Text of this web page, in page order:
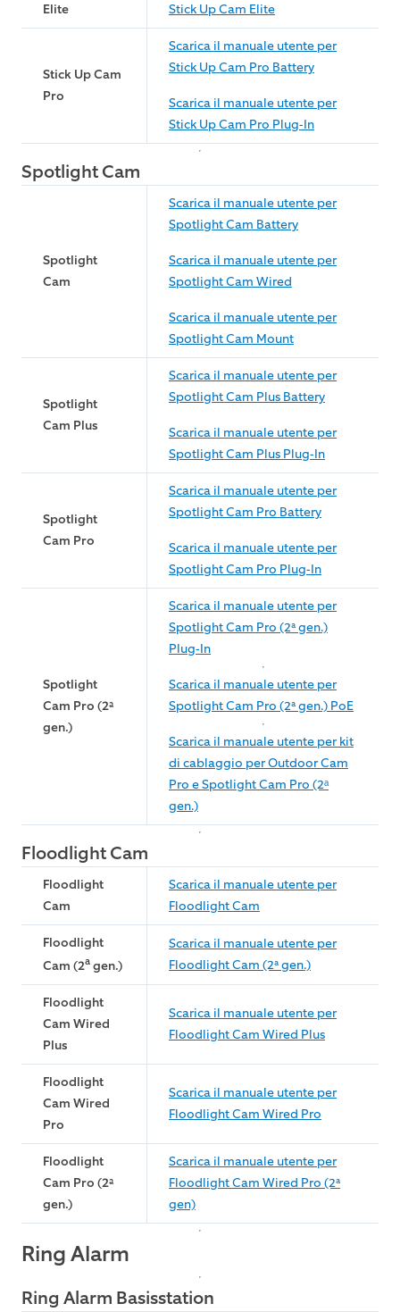
Elite
Stick Up Cam Elite
Stick Up Cam
Pro
Scarica il manuale utente per
Stick Up Cam Pro Battery
Scarica il manuale utente per
Stick Up Cam Pro Plug-In
Spotlight Cam
Spotlight
Cam
Scarica il manuale utente per
Spotlight Cam Battery
Scarica il manuale utente per
Spotlight Cam Wired
Scarica il manuale utente per
Spotlight Cam Mount
Spotlight
Cam Plus
Scarica il manuale utente per
Spotlight Cam Plus Battery
Scarica il manuale utente per
Spotlight Cam Plus Plug-In
Spotlight
Cam Pro
Scarica il manuale utente per
Spotlight Cam Pro Battery
Scarica il manuale utente per
Spotlight Cam Pro Plug-In
Spotlight
Cam Pro (2ª
gen.)
Scarica il manuale utente per
Spotlight Cam Pro (2ª gen.)
Plug-In
Scarica il manuale utente per
Spotlight Cam Pro (2ª gen.) PoE
Scarica il manuale utente per kit
di cablaggio per Outdoor Cam
Pro e Spotlight Cam Pro (2ᵃ
gen.)
Floodlight Cam
Floodlight
Cam
Scarica il manuale utente per
Floodlight Cam
Floodlight
Cam (2a gen.)
Scarica il manuale utente per
Floodlight Cam (2ª gen.)
Floodlight
Cam Wired
Plus
Scarica il manuale utente per
Floodlight Cam Wired Plus
Floodlight
Cam Wired
Pro
Scarica il manuale utente per
Floodlight Cam Wired Pro
Floodlight
Cam Pro (2ª
gen.)
Scarica il manuale utente per
Floodlight Cam Wired Pro (2ª
gen)
Ring Alarm
Ring Alarm Basisstation